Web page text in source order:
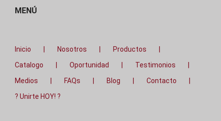
MENÚ
Inicio Nosotros
Productos
Catalogo
Oportunidad
Testimonios
Medios
FAQs Blog
Contacto
? Unirte HOY! ?